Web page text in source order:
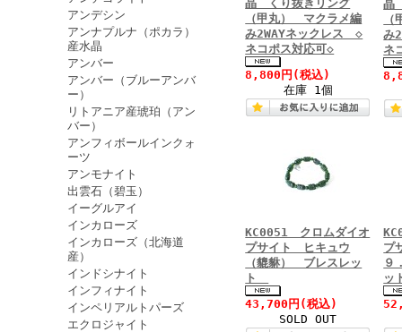
アンデシン
アンナプルナ（ポカラ）
産水晶
アンバー
アンバー（ブルーアンバ
ー）
リトアニア産琥珀（アン
バー）
アンフィボールインクォ
ーツ
アンモナイト
出雲石（碧玉）
イーグルアイ
インカローズ
インカローズ（北海道
産）
インドシナイト
インフィナイト
インペリアルトパーズ
エクロジャイト
晶 くり抜きリング
（甲丸） マクラメ編
み2WAYネックレス ◇
ネコポス対応可◇
8,800円 (税込)
在庫 1個
晶
み
ネ
KC0051 クロムダイオ
プサイト ヒキュウ
（貔貅） ブレスレッ
ト
43,700円 (税込)
SOLD OUT
プ
９